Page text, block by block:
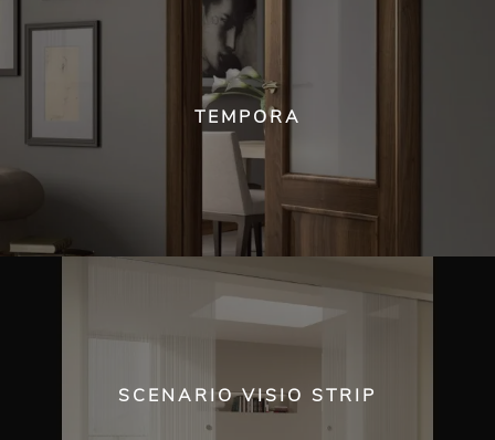
TEMPORA
SCENARIO VISIO STRIP